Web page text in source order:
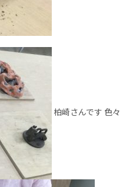
柏崎さんです 色々